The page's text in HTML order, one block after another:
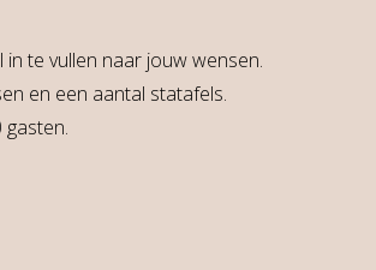
te vullen naar jouw wensen.
en een aantal statafels.